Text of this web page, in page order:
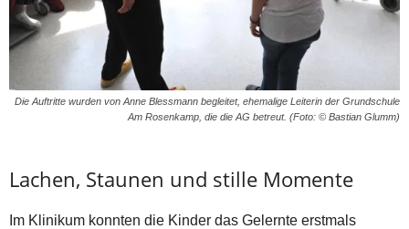
Die Auftritte wurden von Anne Blessmann begleitet, ehemalige Leiterin der Grundschule
Am Rosenkamp, die die AG betreut. (Foto: © Bastian Glumm)
Lachen, Staunen und stille Momente
Im Klinikum konnten die Kinder das Gelernte erstmals